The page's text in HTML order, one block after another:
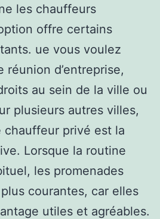
les chauffeurs
offre certains
ue vous voulez
réunion d’entreprise,
au sein de la ville ou
plusieurs autres villes,
chauffeur privé est la
Lorsque la routine
les promenades
courantes, car elles
utiles et agréables.